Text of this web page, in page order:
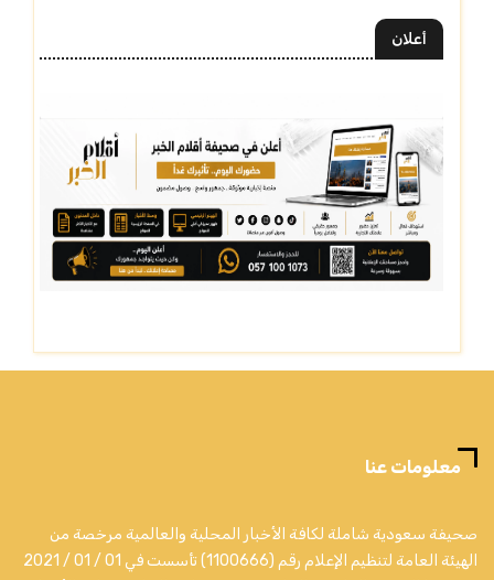
أعلان
معلومات عنا
صحيفة سعودية شاملة لكافة الأخبار المحلية والعالمية مرخصة من
الهيئة العامة لتنظيم الإعلام رقم (1100666) تأسست في 01 / 01 / 2021